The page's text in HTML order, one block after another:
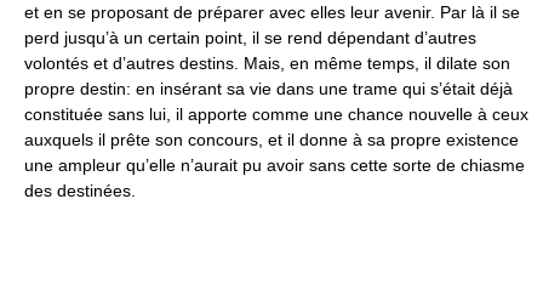
et en se proposant de préparer avec elles leur avenir. Par là il se
perd jusqu’à un certain point, il se rend dépendant d’autres
volontés et d’autres destins. Mais, en même temps, il dilate son
propre destin: en insérant sa vie dans une trame qui s’était déjà
constituée sans lui, il apporte comme une chance nouvelle à ceux
auxquels il prête son concours, et il donne à sa propre existence
une ampleur qu’elle n’aurait pu avoir sans cette sorte de chiasme
des destinées.